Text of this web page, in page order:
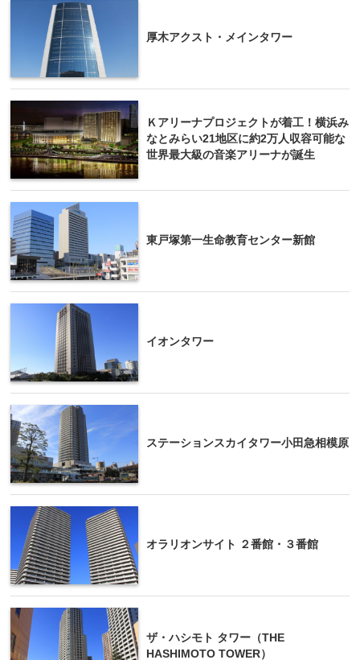
厚木アクスト・メインタワー
Ｋアリーナプロジェクトが着工！横浜み
なとみらい21地区に約2万人収容可能な
世界最大級の音楽アリーナが誕生
東戸塚第一生命教育センター新館
イオンタワー
ステーションスカイタワー小田急相模原
オラリオンサイト ２番館・３番館
ザ・ハシモト タワー（THE
HASHIMOTO TOWER）